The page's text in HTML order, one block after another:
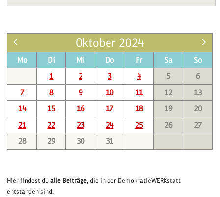
Oktober 2024
Mo Di Mi Do Fr Sa
So
1
2 3 4 5
6
7
8 9 10 11 12
13
14
15 16 17 18 19
20
21
22 23 24 25 26
27
28
29 30 31
Hier findest dualle Beiträge, die in der DemokratieWERKstatt
entstanden sind.